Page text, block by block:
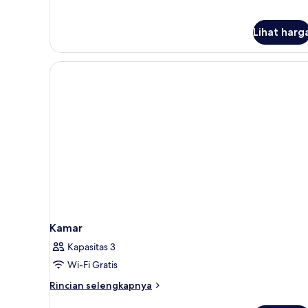
Lihat
Kamar
Kapasitas 3
Wi-Fi Gratis
Rincian selengkapnya
Rincian